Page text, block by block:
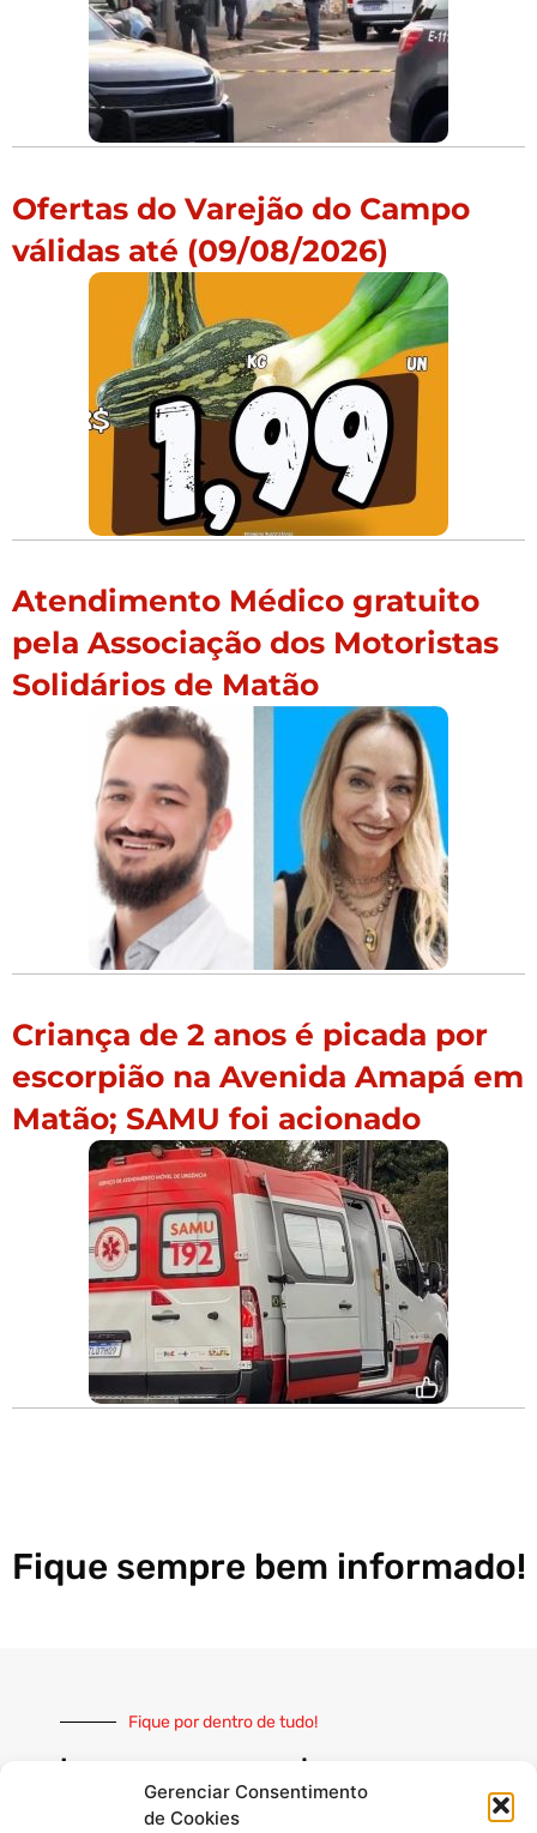
Gerenciar Consentimento
de Cookies
Ofertas do Varejão do Campo
válidas até (09/08/2026)
Atendimento Médico gratuito
pela Associação dos Motoristas
Solidários de Matão
Criança de 2 anos é picada por
escorpião na Avenida Amapá em
Matão; SAMU foi acionado
Fique sempre bem informado!
Fique por dentro de tudo!
Inscreva-se e receba nossas
notícias sempre atualizadas